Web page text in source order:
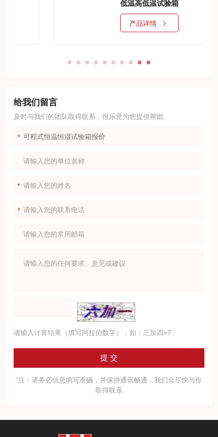
低温高低温试验箱
给我们留言
及时与我们的团队取得联系，很乐意为您提供帮助
请输入计算结果（填写阿拉伯数字），如：三加四=7
"注：请务必信息填写准确，并保持通讯畅通，我们会尽快与你
取得联系